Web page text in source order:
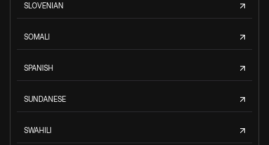
SLOVENIAN
SOMALI
SPANISH
SUNDANESE
SWAHILI